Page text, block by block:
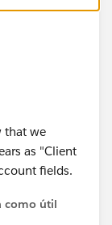
that we
as "Client
fields.
como útil